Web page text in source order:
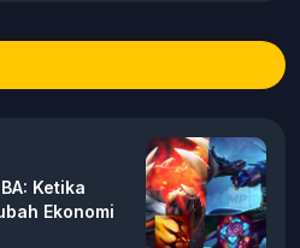
Ketika
Ekonomi